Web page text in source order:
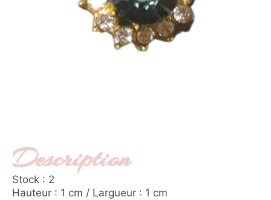
Description
Stock : 2
Hauteur : 1 cm / Largueur : 1 cm